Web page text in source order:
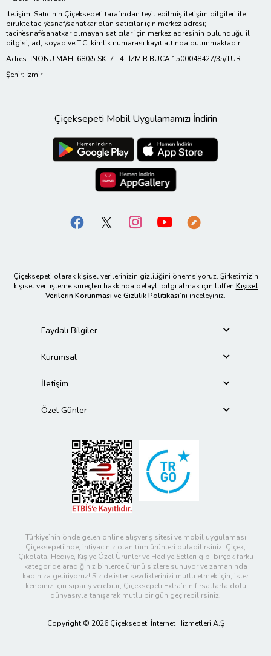
İletişim: Satıcının Çiçeksepeti tarafından teyit edilmiş iletişim bilgileri ile
birlikte tacir/esnaf/sanatkar olan satıcılar için merkez adresi;
tacir/esnaf/sanatkar olmayan satıcılar için merkez adresinin bulunduğu il
bilgisi, ad, soyad ve T.C. kimlik numarası kayıt altında bulunmaktadır.
Adres: İNÖNÜ MAH. 680/5 SK. 7 : 4 : İZMİR BUCA 1500048427/35/TUR
Şehir: İzmir
Çiçeksepeti Mobil Uygulamamızı İndirin
Çiçeksepeti olarak kişisel verilerinizin gizliliğini önemsiyoruz. Şirketimizin
kişisel veri işleme süreçleri hakkında detaylı bilgi almak için lütfen Kişisel
Verilerin Korunması ve Gizlilik Politikası’nı inceleyiniz.
Faydalı Bilgiler
Kurumsal
İletişim
Özel Günler
Türkiye’nin önde gelen online alışveriş sitesi ve mobil uygulaması
Çiçeksepeti’nde, ihtiyacınız olan tüm ürünleri bulabilirsiniz. Çiçek,
Çikolata, Hediye, Kişiye Özel Ürünler ve Hediye Setleri gibi birçok farklı
kategoride aradığınız binlerce ürünü sizlere sunuyor ve zamanında
kapınıza getiriyoruz! Siz de ister sevdiklerinizi mutlu etmek için, ister
kendiniz için sipariş verebilir; Çiçeksepeti Extra’nın fırsatlarla dolu
dünyasıyla tanışarak mutlu bir gün geçirebilirsiniz.
Copyright © 2026 Çiçeksepeti İnternet Hizmetleri A.Ş